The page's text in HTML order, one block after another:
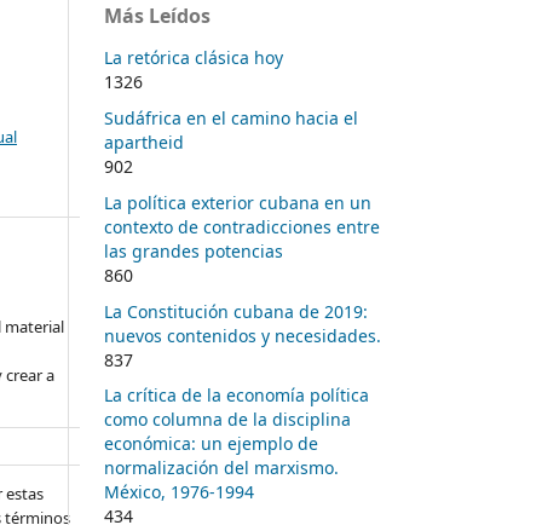
a
estas
términos
Más Leídos
La retórica clásica hoy
1326
Sudáfrica en el camino hacia el
apartheid
902
La política exterior cubana en un
contexto de contradicciones entre
las grandes potencias
860
La Constitución cubana de 2019:
nuevos contenidos y necesidades.
837
La crítica de la economía política
como columna de la disciplina
económica: un ejemplo de
normalización del marxismo.
México, 1976-1994
434